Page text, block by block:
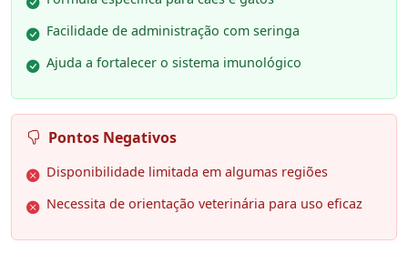
Facilidade de administração com seringa
Ajuda a fortalecer o sistema imunológico
Pontos Negativos
Disponibilidade limitada em algumas regiões
Necessita de orientação veterinária para uso eficaz